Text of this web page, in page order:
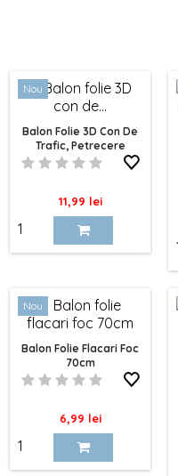
Nou
Balon Folie 3D Con De
Trafic, Petrecere
Masini
Pret
11,99 lei
Nou
Balon Folie Flacari Foc
70cm
Pret
6,99 lei